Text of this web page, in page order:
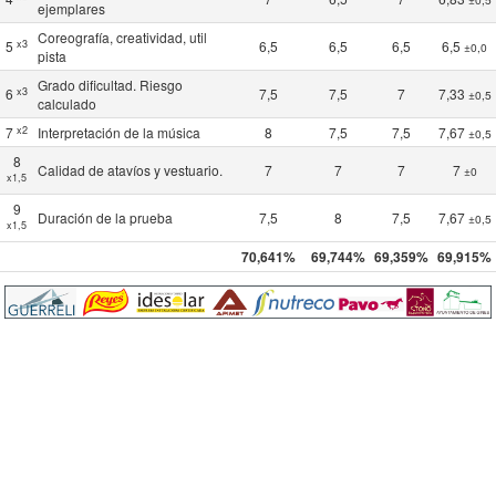
ejemplares
5 x3
Coreografía, creatividad, util
pista
6,5 6,5 6,5 6,5 ±0,0
6 x3
Grado dificultad. Riesgo
calculado
7,5 7,5 7 7,33 ±0,5
7 x2 Interpretación de la música 8 7,5 7,5 7,67 ±0,5
8
x1,5 Calidad de atavíos y vestuario. 7 7 7 7 ±0
9
x1,5 Duración de la prueba 7,5 8 7,5 7,67 ±0,5
70,641% 69,744% 69,359% 69,915%